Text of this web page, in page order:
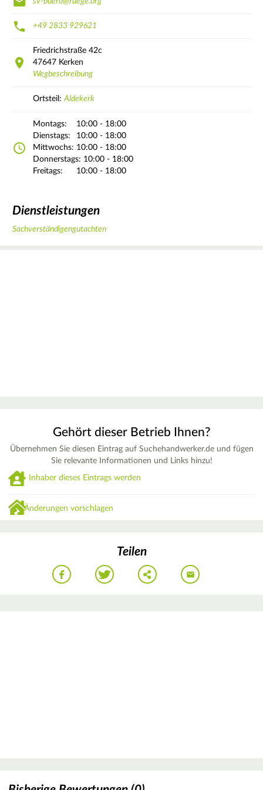
+49 2833 929621
Friedrichstraße 42c
47647 Kerken
Wegbeschreibung
Ortsteil:Aldekerk
Montags:
10:00 - 18:00
Dienstags:
10:00 - 18:00
Mittwochs: 10:00 - 18:00
Donnerstags: 10:00 - 18:00
Freitags:
10:00 - 18:00
Dienstleistungen
Sachverständigengutachten
Gehört dieser Betrieb Ihnen?
Übernehmen Sie diesen Eintrag auf Suchehandwerker.de und fügen
Sie relevante Informationen und Links hinzu!
Inhaber dieses Eintrags werden
Änderungen vorschlagen
Teilen